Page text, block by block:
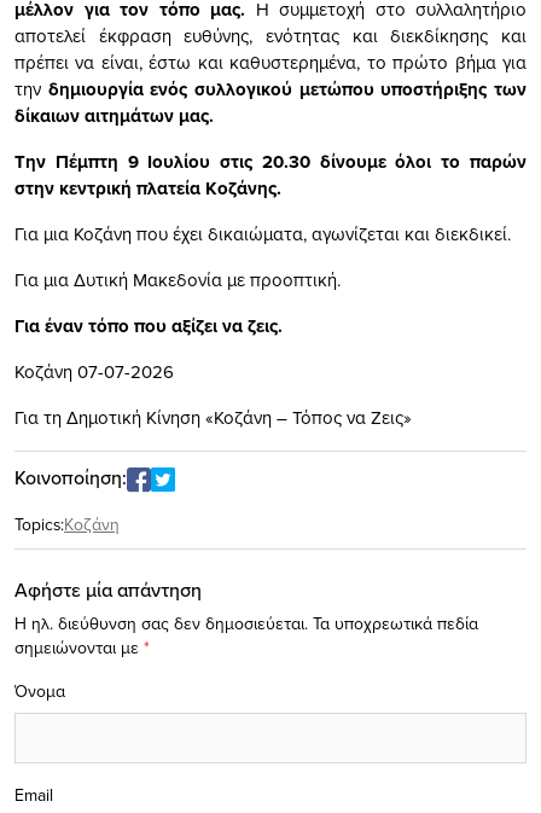
μέλλον για τον τόπο μας. Η συμμετοχή στο συλλαλητήριο
αποτελεί έκφραση ευθύνης, ενότητας και διεκδίκησης και
πρέπει να είναι, έστω και καθυστερημένα, το πρώτο βήμα για
την δημιουργία ενός συλλογικού μετώπου υποστήριξης των
δίκαιων αιτημάτων μας.
Την Πέμπτη 9 Ιουλίου στις 20.30 δίνουμε όλοι το παρών
στην κεντρική πλατεία Κοζάνης.
Για μια Κοζάνη που έχει δικαιώματα, αγωνίζεται και διεκδικεί.
Για μια Δυτική Μακεδονία με προοπτική.
Για έναν τόπο που αξίζει να ζεις.
Κοζάνη 07-07-2026
Για τη Δημοτική Κίνηση «Κοζάνη – Τόπος να Ζεις»
Κοινοποίηση:
Topics:Κοζάνη
Αφήστε μία απάντηση
Η ηλ. διεύθυνση σας δεν δημοσιεύεται. Τα υποχρεωτικά πεδία
σημειώνονται με *
Όνομα
Email